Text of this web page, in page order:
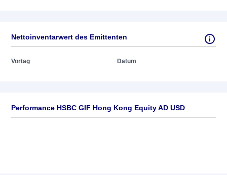
Nettoinventarwert des Emittenten
Vortag Datum
Performance HSBC GIF Hong Kong Equity AD USD